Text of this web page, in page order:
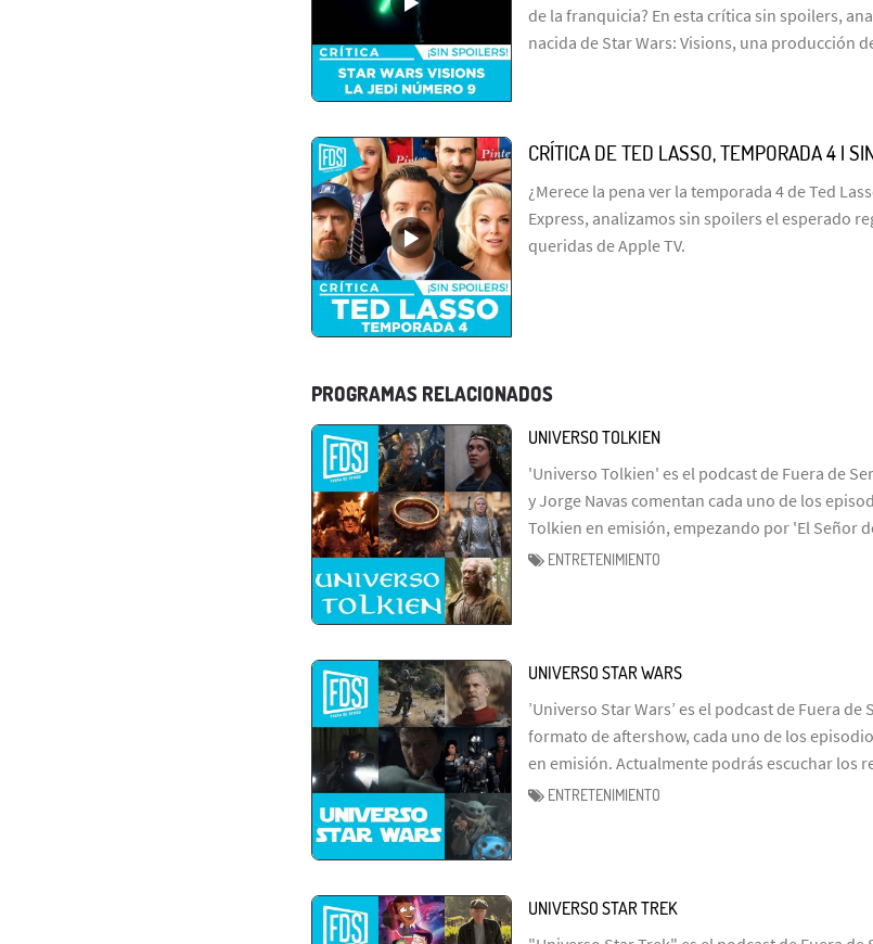
de la franquicia? En esta crítica sin spoilers,
nacida de Star Wars: Visions, una producción
CRÍTICA DE TED LASSO, TEMPORADA 4 |
¿Merece la pena ver la temporada 4 de Ted
Express, analizamos sin spoilers el esperado
queridas de Apple TV.
PROGRAMAS RELACIONADOS
UNIVERSO TOLKIEN
'Universo Tolkien' es el podcast de Fuera de
y Jorge Navas comentan cada uno de los
Tolkien en emisión, empezando por 'El Señor
ENTRETENIMIENTO
UNIVERSO STAR WARS
’Universo Star Wars’ es el podcast de Fuera
formato de aftershow, cada uno de los
en emisión. Actualmente podrás escuchar los
ENTRETENIMIENTO
UNIVERSO STAR TREK